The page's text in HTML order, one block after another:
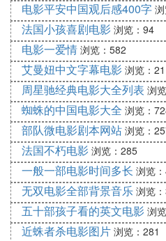
解答了特兰克斯（未来）是
的由来。
17、《迈向最强之道》。
18、《神与神》。
19、《龙珠Z：复活的F》
是《龙珠超》的开篇。
20、《龙珠超布罗利》，
月14日上映，在这部剧场
(3)孙悟空和外星人动漫电影
除剧场版之外还有一些非
电影平安中国观后感400字
法国小孩喜剧电影 浏览：94
电影一爱情 浏览：582
艾曼妞中文字幕电影 浏览：21
周星驰经典电影大全列表 浏
蜘蛛的中国电影大全 浏览：
部队微电影剧本网站 浏览：
法国不朽电影 浏览：285
一般一部电影时间多长 浏览
无双电影全部背景音乐 浏览
五十部孩子看的英文电影 浏
近蛛者杀电影图片 浏览：281